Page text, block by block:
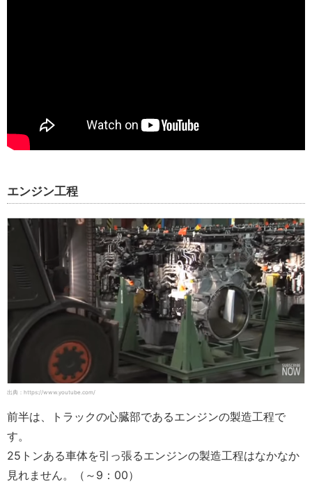
エンジン工程
出典：https://www.youtube.com/
前半は、トラックの心臓部であるエンジンの製造工程で
す。
25トンある車体を引っ張るエンジンの製造工程はなかなか
見れません。（～9：00）